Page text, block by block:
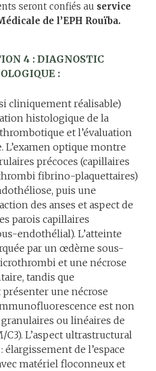
seront confiés au service
de l’EPH Rouïba.
4 : DIAGNOSTIC
:
cliniquement réalisable)
histologique de la
et l’évaluation
L’examen optique montre
précoces (capillaires
fibrino-plaquettaires)
puis une
des anses et aspect de
parois capillaires
endothélial). L’atteinte
par un œdème sous-
et une nécrose
tandis que
une nécrose
est non
ou linéaires de
L’aspect ultrastructural
de l’espace
matériel floconneux et